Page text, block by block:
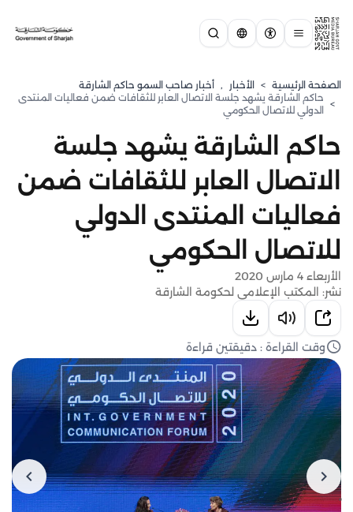
الصفحة الرئيسية > الأخبار , أخبار صاحب السمو حاكم الشارقة
>
حاكم الشارقة يشهد جلسة الاتصال العابر للثقافات ضمن فعاليات المنتدى
الدولي للاتصال الحكومي
حاكم الشارقة يشهد جلسة
الاتصال العابر للثقافات ضمن
فعاليات المنتدى الدولي
للاتصال الحكومي
الأربعاء 4 مارس 2020
نشر: المكتب الإعلامي لحكومة الشارقة
وقت القراءة : دقيقتين قراءة